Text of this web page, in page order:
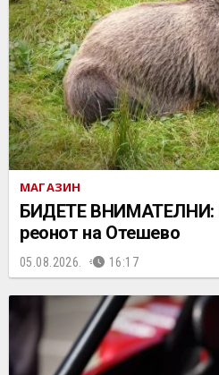
МАГАЗИН
БИДЕТЕ ВНИМАТЕЛНИ:
реонот на Отешево
05.08.2026. 16:17